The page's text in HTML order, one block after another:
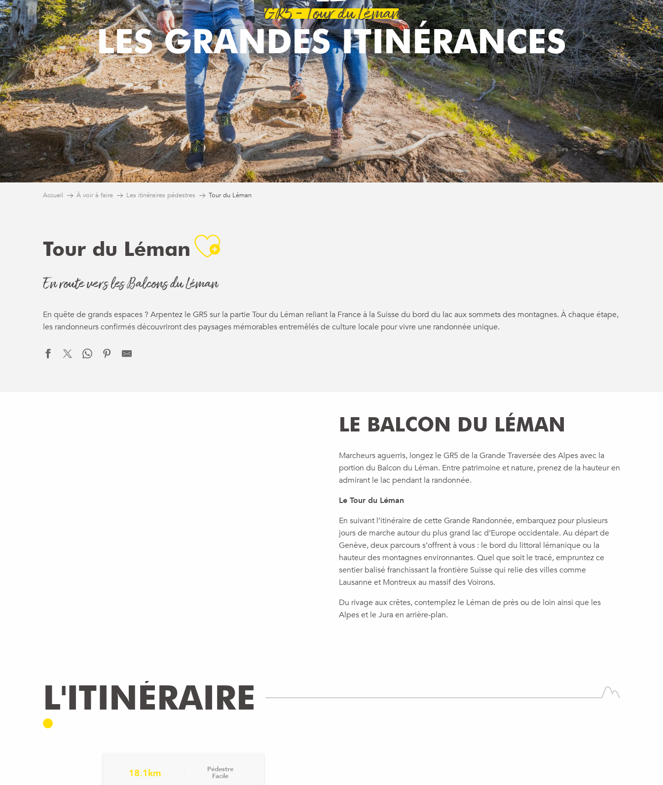
GR5 - Tour du Léman
LES GRANDES ITINÉRANCES
Accueil À voir à faire Les itinéraires pédestres Tour du Léman
Tour du Léman Ajouter aux favoris
En route vers les Balcons du Léman
En quête de grands espaces ? Arpentez le GR5 sur la partie Tour du Léman reliant la France à la Suisse du bord du lac aux sommets des montagnes. À chaque étape,
les randonneurs confirmés découvriront des paysages mémorables entremêlés de culture locale pour vivre une randonnée unique.
LE BALCON DU LÉMAN
Marcheurs aguerris, longez le GR5 de la Grande Traversée des Alpes avec la
portion du Balcon du Léman. Entre patrimoine et nature, prenez de la hauteur en
admirant le lac pendant la randonnée.
Le Tour du Léman
En suivant l’itinéraire de cette Grande Randonnée, embarquez pour plusieurs
jours de marche autour du plus grand lac d’Europe occidentale. Au départ de
Genève, deux parcours s’offrent à vous : le bord du littoral lémanique ou la
hauteur des montagnes environnantes. Quel que soit le tracé, empruntez ce
sentier balisé franchissant la frontière Suisse qui relie des villes comme
Lausanne et Montreux au massif des Voirons.
Du rivage aux crêtes, contemplez le Léman de près ou de loin ainsi que les
Alpes et le Jura en arrière-plan.
L'ITINÉRAIRE
18.1km Pédestre
Facile